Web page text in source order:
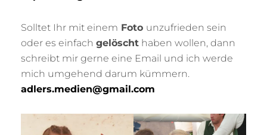
Solltet Ihr mit einem Foto unzufrieden sein
oder es einfach gelöscht haben wollen, dann
schreibt mir gerne eine Email und ich werde
mich umgehend darum kümmern.
adlers.medien@gmail.com